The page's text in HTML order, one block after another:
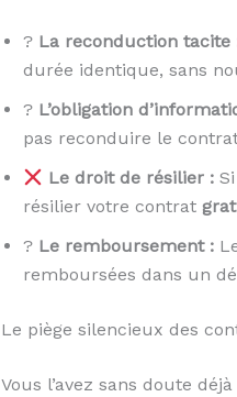
? La reconduction tacite
durée identique, sans
? L’obligation
pas reconduire le
Le droit de résilier :Si
résilier votre contrat
? Le remboursement :
remboursées dans un
Le piège silencieux des
Vous l’avez sans doute